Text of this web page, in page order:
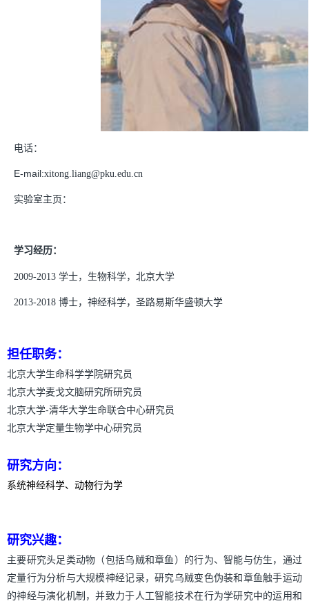
电话：
E-mail:xitong.liang@pku.edu.cn
实验室主页：
学习经历：
2009-2013 学士，生物科学，北京大学
2013-2018 博士，神经科学，圣路易斯华盛顿大学
担任职务：
北京大学生命科学学院研究员
北京大学麦戈文脑研究所研究员
北京大学-清华大学生命联合中心研究员
北京大学定量生物学中心研究员
研究方向：
系统神经科学、动物行为学
研究兴趣：
主要研究头足类动物（包括乌贼和章鱼）的行为、智能与仿生，通过
定量行为分析与大规模神经记录，研究乌贼变色伪装和章鱼触手运动
的神经与演化机制，并致力于人工智能技术在行为学研究中的运用和